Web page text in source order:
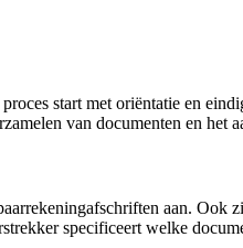
start met oriëntatie en
van documenten en het
aan. Ook
specificeert welke